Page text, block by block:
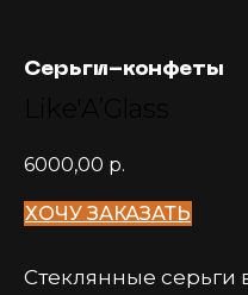
Серьги-конфеты
6000,00 р.
ХОЧУ ЗАКАЗАТЬ
Стеклянные серьги